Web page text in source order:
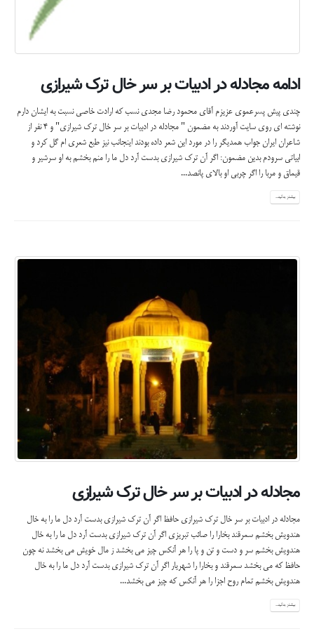
ادامه مجادله در ادبیات بر سر خال ترک شیرازی
چندی پیش پسرعموی عزیزم آقای محمود رضا مجدی نسب که ارادت خاصی نسبت به ایشان دارم
نوشته ای روی سایت آوردند به مضمون " مجادله در ادبیات بر سر خال ترک شیرازی" و 4 نفر از
شاعران ایران جواب همدیگر را در مورد این شعر داده بودند اینجانب نیز طبع شعری ام گل کرد و
ابیاتی سرودم بدین مضمون: اگر آن ترک شیرازی بدست آرد دل ما را منم بخشم به او سرشیر و
قیماق و مربا را اگر چربی او بالای پانصد...
بیشتر بدانید...
مجادله در ادبیات بر سر خال ترک شیرازی
مجادله در ادبیات بر سر خال ترك شيرازي حافظ اگر آن ترک شیرازی بدست آرد دل ما را به خال
هندویش بخشم سمرقند بخارا را صائب تبریزی اگر آن ترک شیرازی بدست آرد دل ما را به خال
هندویش بخشم سر و دست و تن و پا را هر آنکس چیز می بخشد ز مال خویش می بخشد نه چون
حافظ که می بخشد سمرقند و بخارا را شهریار اگر آن ترک شیرازی بدست آرد دل ما را به خال
هندویش بخشم تمام روح اجزا را هر آنکس که چیز می بخشد...
بیشتر بدانید...